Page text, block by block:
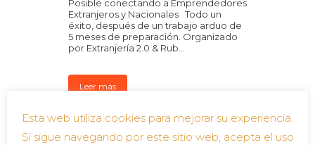
Posible conectando a Emprendedores
Extranjeros y Nacionales Todo un
éxito, después de un trabajo arduo de
5 meses de preparación. Organizado
por Extranjería 2.0 & Rub...
Leer más
Esta web utiliza cookies para mejorar su experiencia.
Si sigue navegando por este sitio web, acepta el uso